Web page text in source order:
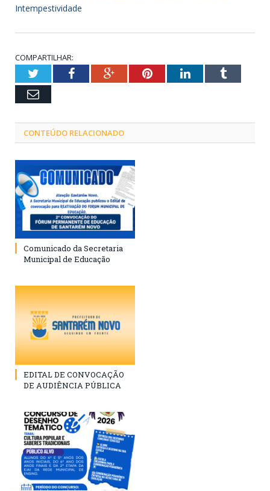
Intempestividade
COMPARTILHAR:
TwitterFacebookGoogle+PinterestLinkedInTumblr
Email
CONTEÚDO RELACIONADO
Comunicado da Secretaria
Municipal de Educação
EDITAL DE CONVOCAÇÃO
DE AUDIÊNCIA PÚBLICA